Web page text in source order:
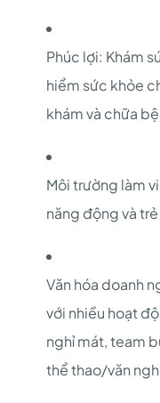
Phúc lợi: Khám
hiểm sức khỏe
khám và chữa
Môi trường làm
năng động và
Văn hóa doanh
với nhiều hoạt
nghỉ mát, team
thể thao/văn